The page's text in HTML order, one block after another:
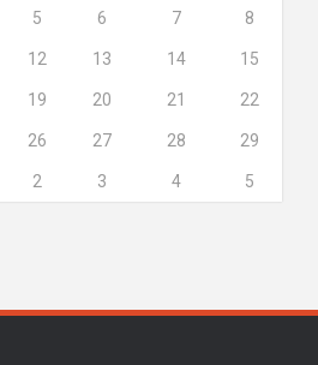
5 6 7 8
12 13 14 15
19 20 21 22
26 27 28 29
2 3 4 5